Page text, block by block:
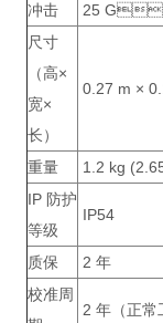
冲击
25 G
尺寸
（高×
宽×
长）
0.27 m ×
重量
1.2 kg
IP 防护
等级
IP54
质保
2 年
校准周
2 年（正常